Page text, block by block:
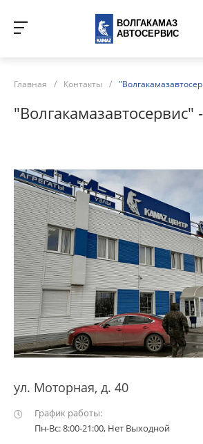
ВОЛГАКАМАЗ
АВТОСЕРВИС
Главная / Контакты /
"Волгакамазавтосервис"
ул. Моторная, д. 40
График работы:
Пн-Вс: 8:00-21:00, Нет Выходной